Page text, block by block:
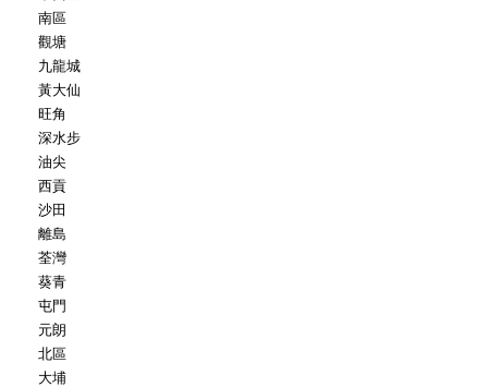
南區
觀塘
九龍城
黃大仙
旺角
深水步
油尖
西貢
沙田
離島
荃灣
葵青
屯門
元朗
北區
大埔